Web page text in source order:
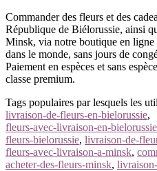
Commander des fleurs et des
République de Biélorussie, ainsi
Minsk, via notre boutique en ligne
dans le monde, sans jours de
Paiement en espèces et sans
classe premium.
Tags populaires par lesquels les
livraison-de-fleurs-en-bielorussie,
fleurs-avec-livraison-en-bielorussie
fleurs-bielorussie, livraison-de-
fleurs-avec-livraison-a-minsk,
acheter-des-fleurs-minsk,